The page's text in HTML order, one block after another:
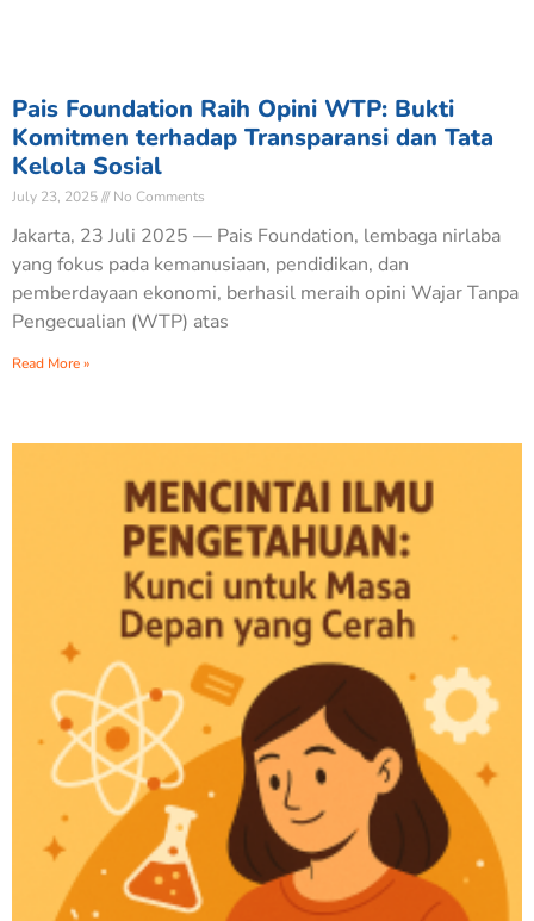
Pais Foundation Raih Opini WTP: Bukti
Komitmen terhadap Transparansi dan Tata
Kelola Sosial
July 23, 2025 No Comments
Jakarta, 23 Juli 2025 — Pais Foundation, lembaga nirlaba
yang fokus pada kemanusiaan, pendidikan, dan
pemberdayaan ekonomi, berhasil meraih opini Wajar Tanpa
Pengecualian (WTP) atas
Read More »